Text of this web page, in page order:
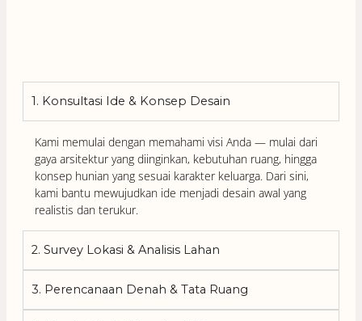
1. Konsultasi Ide & Konsep Desain
Kami memulai dengan memahami visi Anda — mulai dari
gaya arsitektur yang diinginkan, kebutuhan ruang, hingga
konsep hunian yang sesuai karakter keluarga. Dari sini,
kami bantu mewujudkan ide menjadi desain awal yang
realistis dan terukur.
2. Survey Lokasi & Analisis Lahan
3. Perencanaan Denah & Tata Ruang